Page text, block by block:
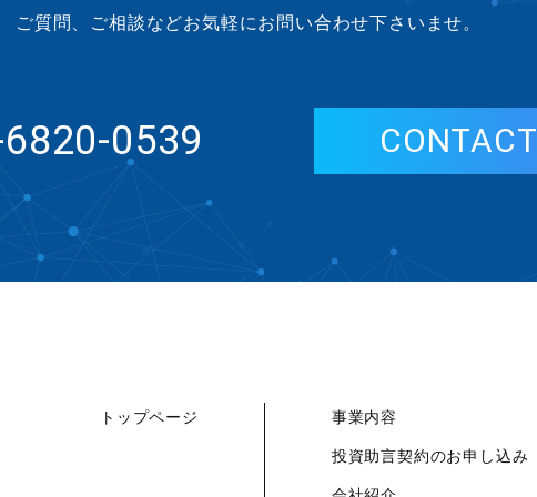
ご質問、ご相談などお気軽にお問い合わせ下さいませ。
0539 CONTACT
トップページ 事業内容
投資助言契約のお申し込み